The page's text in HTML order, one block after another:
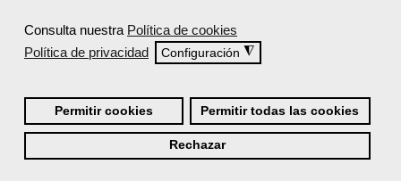
Consulta nuestra Política de cookies
Política de privacidad
Configuración ◮
Permitir cookies Permitir todas las cookies
Rechazar